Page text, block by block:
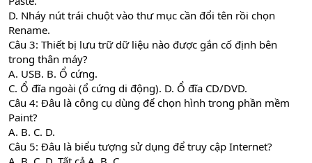
D. Nháy nút trái chuột vào thư mục cần đổi tên rồi chọn
Rename.
Câu 3: Thiết bị lưu trữ dữ liệu nào được gắn cố định bên
trong thân máy?
A. USB. B. Ổ cứng.
C. Ổ đĩa ngoài (ổ cứng di động). D. Ổ đĩa CD/DVD.
Câu 4: Đâu là công cụ dùng để chọn hình trong phần mềm
Paint?
A. B. C. D.
Câu 5: Đâu là biểu tượng sử dụng để truy cập Internet?